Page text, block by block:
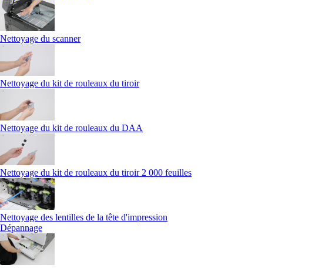
Nettoyage du scanner
Nettoyage du kit de rouleaux du tiroir
Nettoyage du kit de rouleaux du DAA
Nettoyage du kit de rouleaux du tiroir 2 000 feuilles
Nettoyage des lentilles de la tête d'impression
Dépannage